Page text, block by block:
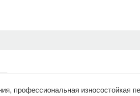
профессиональная износостойкая